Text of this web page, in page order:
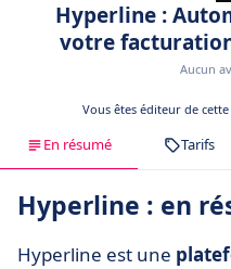
Hyperline :
votre
Aucun
Vous êtes éditeur de
En résumé Tarifs
Hyperline : en
Hyperline est une